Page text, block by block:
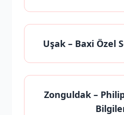
Uşak – Baxi Özel
Zonguldak–